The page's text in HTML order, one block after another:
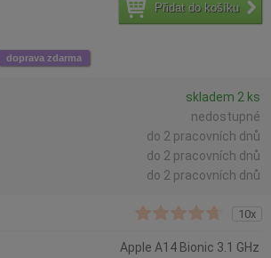
Přidat do košíku
doprava zdarma
skladem 2 ks
nedostupné
do 2 pracovních dnů
do 2 pracovních dnů
do 2 pracovních dnů
10x
Apple A14 Bionic 3.1 GHz